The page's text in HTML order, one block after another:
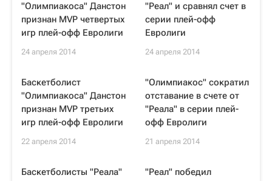
"Олимпиакоса" Данстон
признан MVP четвертых
игр плей-офф Евролиги
24 апреля 2014
"Реал" и сравнял счет в
серии плей-офф
Евролиги
24 апреля 2014
Баскетболист
"Олимпиакоса" Данстон
признан MVP третьих
игр плей-офф Евролиги
22 апреля 2014
"Олимпиакос" сократил
отставание в счете от
"Реала" в серии плей-
офф Евролиги
21 апреля 2014
Баскетболисты "Реала"
"Реал" победил